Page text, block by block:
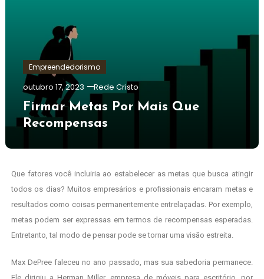
Empreendedorismo
outubro 17, 2023 Rede Cristo
Firmar Metas Por Mais Que
Recompensas
Que fatores você incluiria ao estabelecer as metas que busca atingir
todos os dias? Muitos empresários e profissionais encaram metas e
resultados como coisas permanentemente entrelaçadas. Por exemplo,
metas podem ser expressas em termos de recompensas esperadas.
Entretanto, tal modo de pensar pode se tornar uma visão estreita.
Max DePree faleceu no ano passado, mas sua sabedoria permanece.